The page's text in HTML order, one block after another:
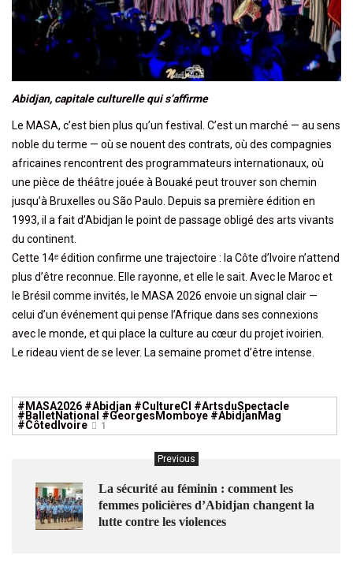
Abidjan, capitale culturelle qui s’affirme
Le MASA, c’est bien plus qu’un festival. C’est un marché — au sens
noble du terme — où se nouent des contrats, où des compagnies
africaines rencontrent des programmateurs internationaux, où
une pièce de théâtre jouée à Bouaké peut trouver son chemin
jusqu’à Bruxelles ou São Paulo. Depuis sa première édition en
1993, il a fait d’Abidjan le point de passage obligé des arts vivants
du continent.
Cette 14ᵉ édition confirme une trajectoire : la Côte d’Ivoire n’attend
plus d’être reconnue. Elle rayonne, et elle le sait. Avec le Maroc et
le Brésil comme invités, le MASA 2026 envoie un signal clair —
celui d’un événement qui pense l’Afrique dans ses connexions
avec le monde, et qui place la culture au cœur du projet ivoirien.
Le rideau vient de se lever. La semaine promet d’être intense.
#MASA2026 #Abidjan #CultureCI #ArtsduSpectacle
#BalletNational #GeorgesMomboye #AbidjanMag
#CôtedIvoire​​​​​​​​​​​​​​​​ 1
Previous
La sécurité au féminin : comment les
femmes policières d’Abidjan changent la
lutte contre les violences